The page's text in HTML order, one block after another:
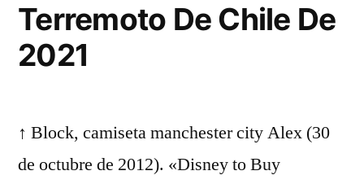
Terremoto De Chile De
2021
↑ Block, camiseta manchester city Alex (30
de octubre de 2012). «Disney to Buy